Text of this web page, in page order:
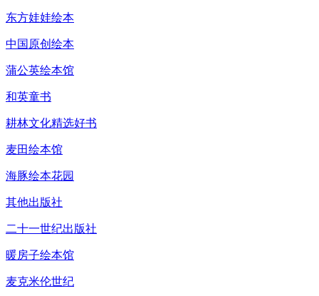
东方娃娃绘本
中国原创绘本
蒲公英绘本馆
和英童书
耕林文化精选好书
麦田绘本馆
海豚绘本花园
其他出版社
二十一世纪出版社
暖房子绘本馆
麦克米伦世纪